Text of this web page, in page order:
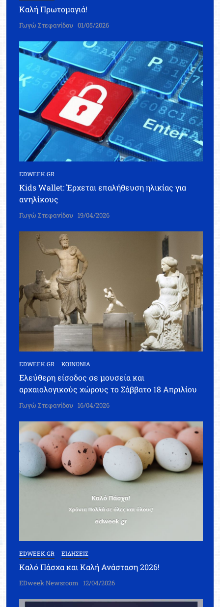
Καλή Πρωτομαγιά!
Γωγώ Στεφανίδου 01/05/2026
EDWEEK.GR
Kids Wallet: Έρχεται επαλήθευση ηλικίας για
ανηλίκους
Γωγώ Στεφανίδου 19/04/2026
EDWEEK.GR ΚΟΙΝΩΝΙΑ
Ελεύθερη είσοδος σε μουσεία και
αρχαιολογικούς χώρους το Σάββατο 18 Απριλίου
Γωγώ Στεφανίδου 16/04/2026
EDWEEK.GR ΕΙΔΗΣΕΙΣ
Καλό Πάσχα και Καλή Ανάσταση 2026!
EDweek Newsroom 12/04/2026